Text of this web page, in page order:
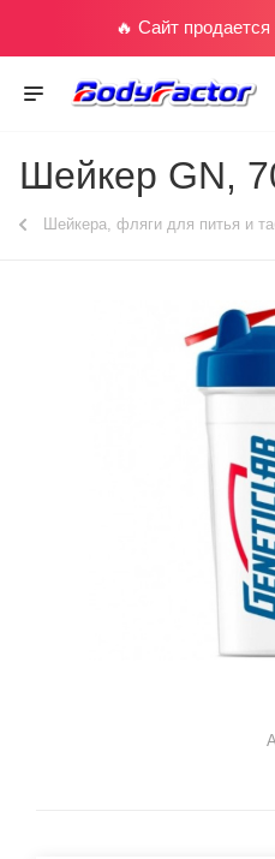
🔥 Сайт продается
Шейкер GN,
Шейкера, фляги для питья и